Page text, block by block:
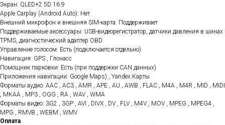
Экран: QLED+2.5D 16:9
Apple Carplay (Android Auto): Нет
Внешний микрофон и внешняя SIM-карта: Поддерживает
Поддерживаемые аксессуары: USB-видеорегистратор, датчики давления в шинах
TPMS, диагностический адаптер OBD
Управление голосом: Есть (подключается отдельно)
Навигация: GPS , Глонасс
Помощник парковки: Есть (при поддержки CAN данных)
Приложения навигации: Google Maps) , Yandex.Карты
Форматы аудио: AAC , AC3 , AMR , APE , AU , AWB , FLAC , M4A , M4R , MID , MIDI
, MKAA , MP3 , OGG , RA , WAV , WMA
Форматы видео: 3G2 , 3GP , AVI , DIVX , DV , FLV , M4V , MOV , MPEG , MPEG4 ,
MPG , RMVB , WEBM , WMV
Оплата